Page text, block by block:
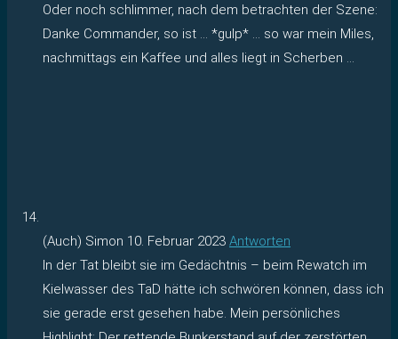
Oder noch schlimmer, nach dem betrachten der Szene:
Danke Commander, so ist … *gulp* … so war mein Miles,
nachmittags ein Kaffee und alles liegt in Scherben …
(Auch) Simon 10. Februar 2023 Antworten
In der Tat bleibt sie im Gedächtnis – beim Rewatch im
Kielwasser des TaD hätte ich schwören können, dass ich
sie gerade erst gesehen habe. Mein persönliches